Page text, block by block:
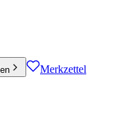
Merkzettel